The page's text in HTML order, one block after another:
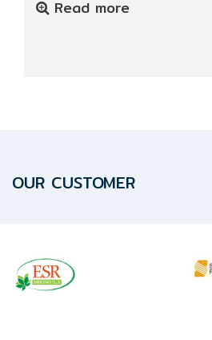
Read more
OUR CUSTOMER